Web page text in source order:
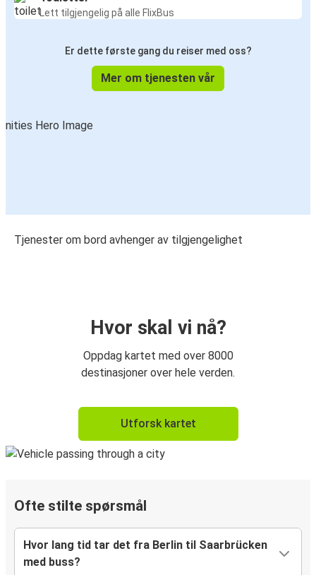
Lett tilgjengelig på alle FlixBus
Er dette første gang du reiser med oss?
Mer om tjenesten vår
Tjenester om bord avhenger av tilgjengelighet
Hvor skal vi nå?
Oppdag kartet med over 8000
destinasjoner over hele verden.
Utforsk kartet
Ofte stilte spørsmål
Hvor lang tid tar det fra Berlin til Saarbrücken
med buss?